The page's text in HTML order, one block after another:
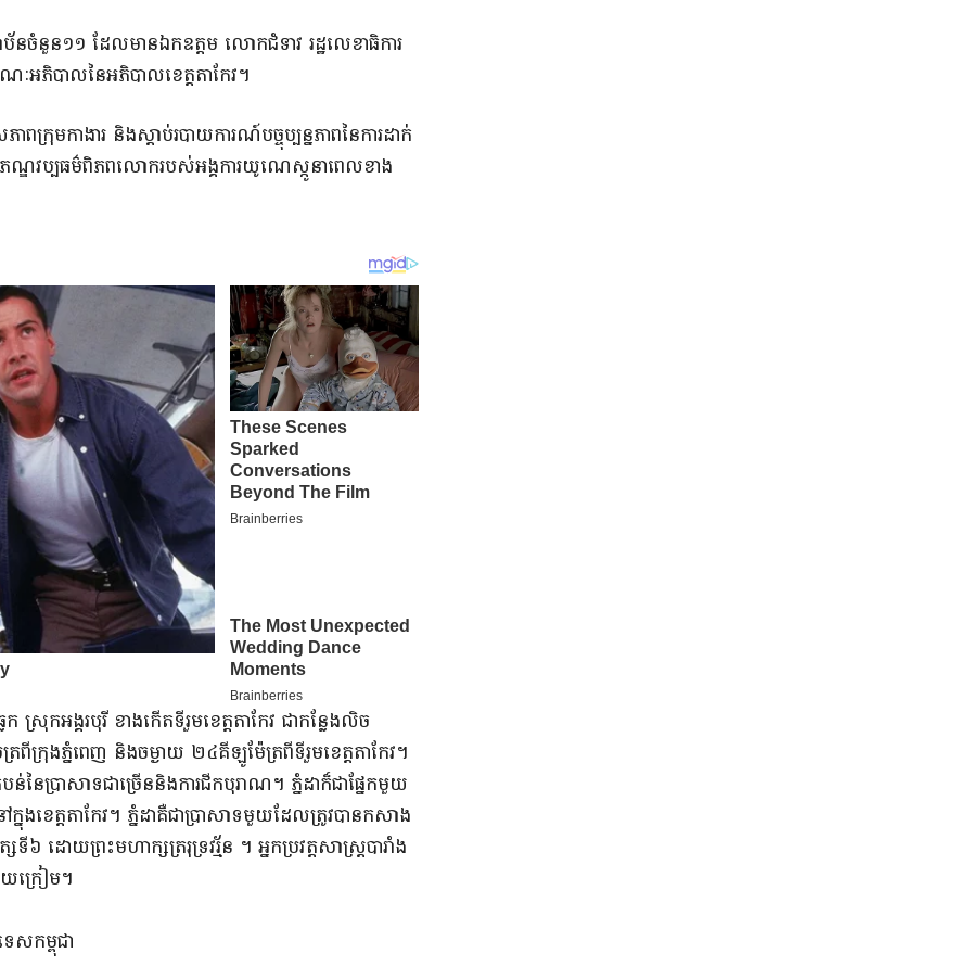
នចំនួន១១ ដែលមានឯកឧត្ដម លោកជំទាវ រដ្ឋលេខាធិការ
អភិបាលនៃអភិបាលខេត្តតាកែវ។
មកាងារ និងស្តាប់របាយការណ៍បច្ចុប្បន្នភាពនៃការដាក់
ភណ្ឌវប្បធម៌ពិភពលោករបស់អង្គការយូណេស្កូនាពេលខាង
ស្រុកអង្គរបុរី ខាងកើតទីរួមខេត្តតាកែវ ជាកន្លែងលិច
រុងភ្នំពេញ និង​ចម្ងាយ ២៤គីឡូម៉ែត្រ​ពីទីរួមខេត្តតាកែវ។
នៃប្រាសាទជាច្រើននិងការជីកបុរាណ។ ភ្នំដាក៏ជាផ្នែកមួយ
េត្តតាកែវ។ ភ្នំដាគឺជាប្រាសាទមួយដែលត្រូវបានកសាង
ដោយព្រះមហាក្សត្ររុទ្រវរ្ម័ន ។ អ្នកប្រវត្តសាស្រ្តបារាំង
យក្រៀម។
េសកម្ពុជា